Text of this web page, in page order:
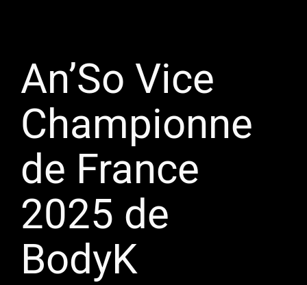
An’So Vice
Championne
de France
2025 de
BodyK